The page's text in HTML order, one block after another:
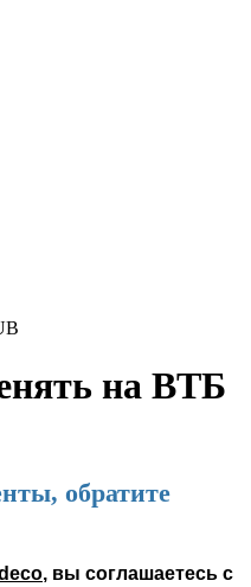
на ВТБ
обратите
, вы соглашаетесь с